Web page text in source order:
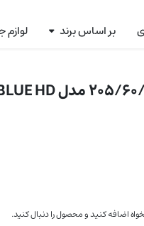
بر اساس برند لوازم
اضافه کنید و محصول را دنبال کنید.